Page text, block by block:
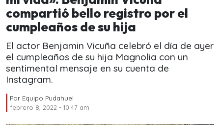
compartió bello registro por el
cumpleaños de su hija
El actor Benjamin Vicuña celebró el día de ayer
el cumpleaños de su hija Magnolia con un
sentimental mensaje en su cuenta de
Instagram.
Por Equipo Pudahuel
febrero 8, 2022 - 10:47 am